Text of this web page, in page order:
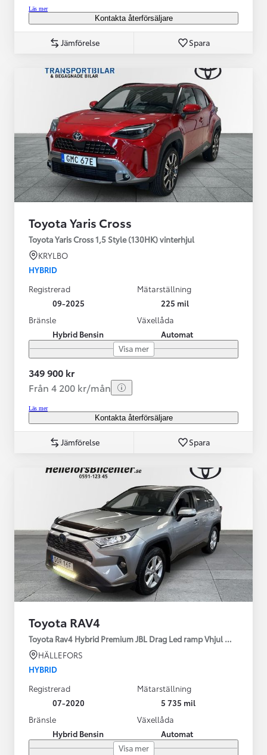
Läs mer
Kontakta återförsäljare
Jämförelse Spara
Toyota Yaris Cross
Toyota Yaris Cross 1,5 Style (130HK) vinterhjul
KRYLBO
HYBRID
Registrerad
09-2025
Mätarställning
225 mil
Bränsle
Hybrid Bensin
Växellåda
Automat
Visa mer
349 900 kr
Från 4 200 kr/mån
Läs mer
Kontakta återförsäljare
Jämförelse Spara
Toyota RAV4
Toyota Rav4 Hybrid Premium JBL Drag Led ramp Vhjul motorv
HÄLLEFORS
HYBRID
Registrerad
07-2020
Mätarställning
5 735 mil
Bränsle
Hybrid Bensin
Växellåda
Automat
Visa mer